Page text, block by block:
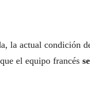
la actual condición
el equipo francés